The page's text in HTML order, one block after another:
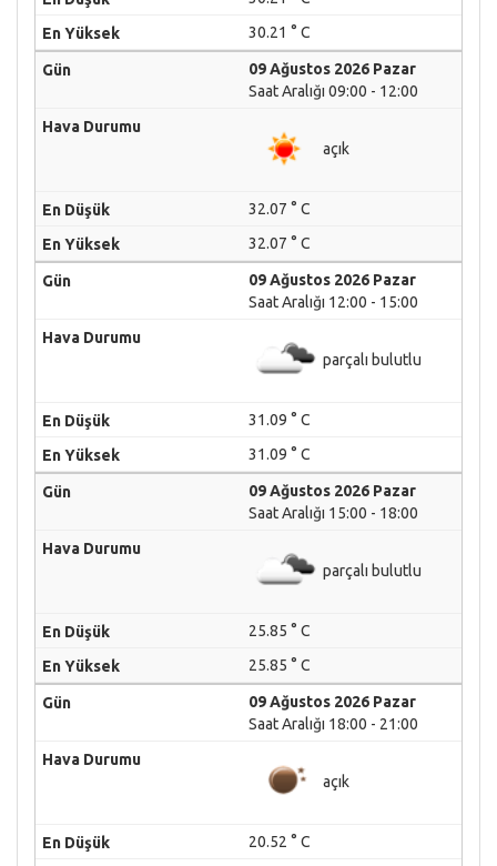
30.21 ° C
09 Ağustos 2026 Pazar
Saat Aralığı 09:00 - 12:00
açık
32.07 ° C
32.07 ° C
09 Ağustos 2026 Pazar
Saat Aralığı 12:00 - 15:00
parçalı bulutlu
31.09 ° C
31.09 ° C
09 Ağustos 2026 Pazar
Saat Aralığı 15:00 - 18:00
parçalı bulutlu
25.85 ° C
25.85 ° C
09 Ağustos 2026 Pazar
Saat Aralığı 18:00 - 21:00
açık
20.52 ° C